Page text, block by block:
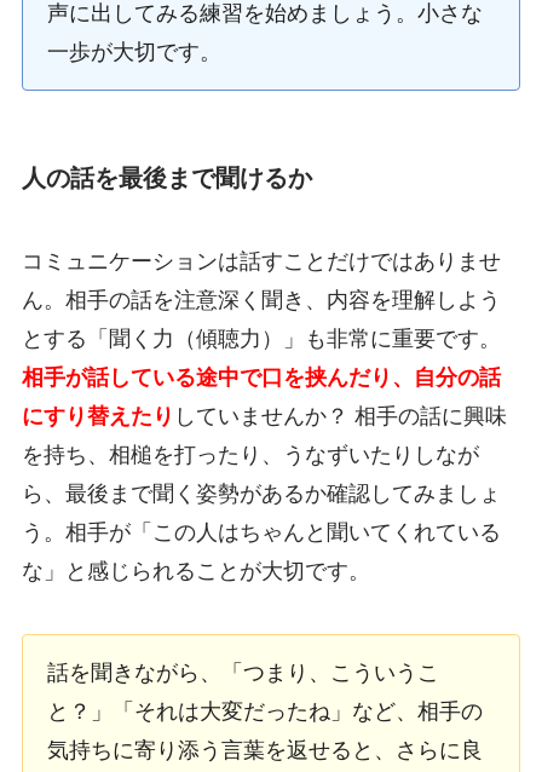
声に出してみる練習を始めましょう。小さな
一歩が大切です。
人の話を最後まで聞けるか
コミュニケーションは話すことだけではありませ
ん。相手の話を注意深く聞き、内容を理解しよう
とする「聞く力（傾聴力）」も非常に重要です。
相手が話している途中で口を挟んだり、自分の話
にすり替えたり していませんか？ 相手の話に興味
を持ち、相槌を打ったり、うなずいたりしなが
ら、最後まで聞く姿勢があるか確認してみましょ
う。相手が「この人はちゃんと聞いてくれている
な」と感じられることが大切です。
話を聞きながら、「つまり、こういうこ
と？」「それは大変だったね」など、相手の
気持ちに寄り添う言葉を返せると、さらに良